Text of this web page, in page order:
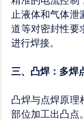
止液体和气体泄
道等对密封性要
进行焊接。​
三、凸焊：多焊
凸焊与点焊原理
部位加工出凸点